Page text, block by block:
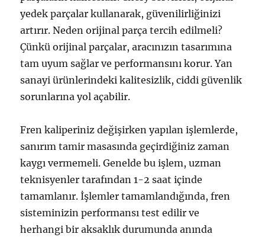
yedek parçalar kullanarak, güvenilirliğinizi
artırır. Neden orijinal parça tercih edilmeli?
Çünkü orijinal parçalar, aracınızın tasarımına
tam uyum sağlar ve performansını korur. Yan
sanayi ürünlerindeki kalitesizlik, ciddi güvenlik
sorunlarına yol açabilir.
Fren kaliperiniz değişirken yapılan işlemlerde,
sanırım tamir masasında geçirdiğiniz zaman
kaygı vermemeli. Genelde bu işlem, uzman
teknisyenler tarafından 1-2 saat içinde
tamamlanır. İşlemler tamamlandığında, fren
sisteminizin performansı test edilir ve
herhangi bir aksaklık durumunda anında